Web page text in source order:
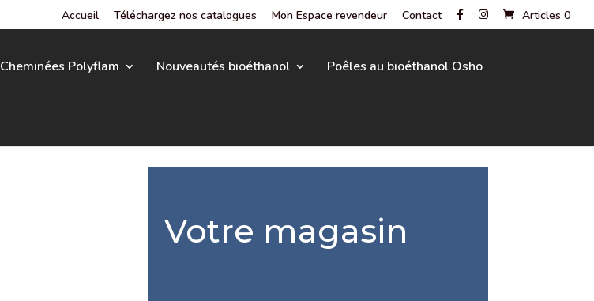
Accueil Téléchargez nos catalogues Mon Espace revendeur Contact Articles 0
Cheminées Polyflam Nouveautés bioéthanol Poêles au bioéthanol Osho
Votre magasin